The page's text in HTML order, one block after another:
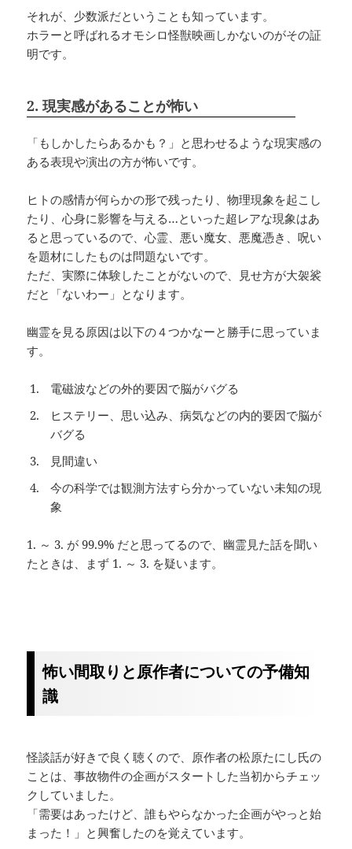
それが、少数派だということも知っています。
ホラーと呼ばれるオモシロ怪獣映画しかないのがその証
明です。
2. 現実感があることが怖い
「もしかしたらあるかも？」と思わせるような現実感の
ある表現や演出の方が怖いです。
ヒトの感情が何らかの形で残ったり、物理現象を起こし
たり、心身に影響を与える…といった超レアな現象はあ
ると思っているので、心霊、悪い魔女、悪魔憑き、呪い
を題材にしたものは問題ないです。
ただ、実際に体験したことがないので、見せ方が大袈裟
だと「ないわー」となります。
幽霊を見る原因は以下の４つかなーと勝手に思っていま
す。
電磁波などの外的要因で脳がバグる
ヒステリー、思い込み、病気などの内的要因で脳が
バグる
見間違い
今の科学では観測方法すら分かっていない未知の現
象
1. ～ 3. が 99.9% だと思ってるので、幽霊見た話を聞い
たときは、まず 1. ～ 3. を疑います。
怖い間取りと原作者についての予備知
識
怪談話が好きで良く聴くので、原作者の松原たにし氏の
ことは、事故物件の企画がスタートした当初からチェッ
クしていました。
「需要はあったけど、誰もやらなかった企画がやっと始
まった！」と興奮したのを覚えています。